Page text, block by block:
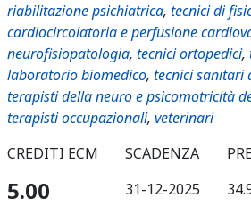
riabilitazione psichiatrica, tecnici di
cardiocircolatoria e perfusione
neurofisiopatologia, tecnici ortopedici,
laboratorio biomedico, tecnici sanitari
terapisti della neuro e psicomotricità
terapisti occupazionali, veterinari
CREDITI ECM
5.00
SCADENZA
31-12-2025